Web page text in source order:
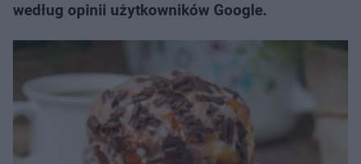
według opinii użytkowników Google.